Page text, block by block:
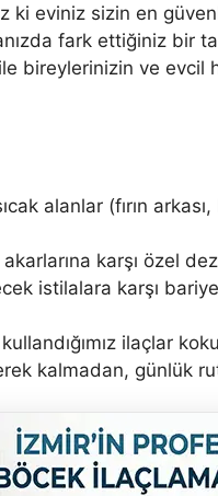
eviniz sizin en güvenli
fark ettiğiniz bir
bireylerinizin ve evcil
alanlar (fırın
karşı özel
istilalara karşı
ilaçlar
kalmadan, günlük